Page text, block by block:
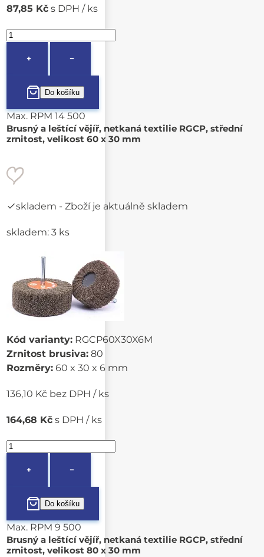
87,85 Kč s DPH / ks
+ −
Max. RPM 14 500
Brusný a leštící vějíř, netkaná textilie RGCP, střední
zrnitost, velikost 60 x 30 mm
skladem - Zboží je aktuálně skladem
skladem: 3 ks
Kód varianty: RGCP60X30X6M
Zrnitost brusiva: 80
Rozměry: 60 x 30 x 6 mm
136,10 Kč bez DPH / ks
164,68 Kč s DPH / ks
+ −
Max. RPM 9 500
Brusný a leštící vějíř, netkaná textilie RGCP, střední
zrnitost, velikost 80 x 30 mm